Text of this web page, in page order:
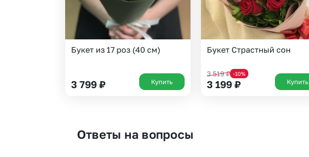
Волгоград
Букет из 17 роз (40 см)
3 799 ₽ Купить
Букет Страстный сон
3 519₽ -10%
3 199₽ Купить
Ответы на вопросы